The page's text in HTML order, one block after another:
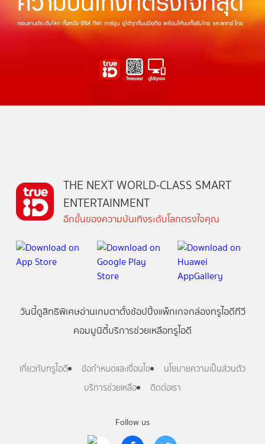
Follow us
THE NEXT WORLD-CLASS SMART
ENTERTAINMENT
อีกขั้นของความบันเทิงระดับโลกตรงใจคุณ
วันนี้ดูสิทธิพิเศษอ่านเกมตาตั้งช้อปปิ้งแพ็กเกจกล่องทรูไอดีทีวี
คอมมูนิตี้บริการช่วยเหลือทรูไอดี
เกี่ยวกับทรูไอดี ข้อกำหนดและเงื่อนไข
นโยบายความเป็นส่วนตัว
บริการช่วยเหลือ
ติดต่อเรา